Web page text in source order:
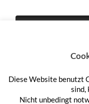
Anmelden
Diese Website benutzt
sind,
Nicht unbedingt